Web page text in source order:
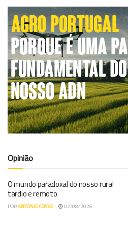
Opinião
O mundo paradoxal do nosso rural
tardio e remoto
PORANTÓNIO COVAS 02/08/2026